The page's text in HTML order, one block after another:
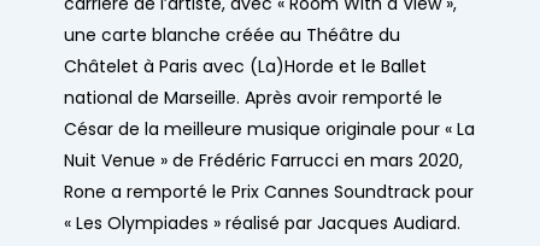
une carte blanche créée au Théâtre du
Châtelet à Paris avec (La)Horde et le Ballet
national de Marseille. Après avoir remporté le
César de la meilleure musique originale pour « La
Nuit Venue » de Frédéric Farrucci en mars 2020,
Rone a remporté le Prix Cannes Soundtrack pour
« Les Olympiades » réalisé par Jacques Audiard.